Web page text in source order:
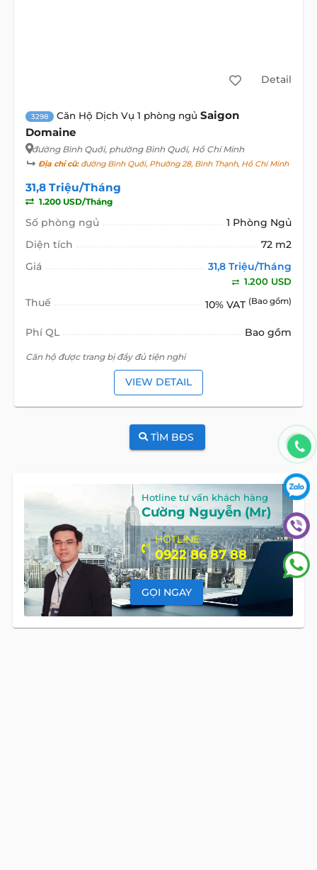
Detail
3298 Căn Hộ Dịch Vụ 1 phòng ngủ Saigon
Domaine
đường Bình Quới, phường Bình Quới, Hồ Chí Minh
Địa chỉ cũ:đường Bình Quới, Phường 28, Bình Thạnh, Hồ Chí Minh
31,8 Triệu/Tháng
1.200 USD/Tháng
Số phòng ngủ
1 Phòng Ngủ
Diện tích
72 m2
Giá
31,8 Triệu/Tháng
1.200 USD
Thuế 10% VAT (Bao gồm)
Phí QL Bao gồm
Căn hộ được trang bị đầy đủ tiện nghi
VIEW DETAIL
TÌM BĐS
Hotline tư vấn khách hàng
Cường Nguyễn (Mr)
HOTLINE
0922 86 87 88
GỌI NGAY